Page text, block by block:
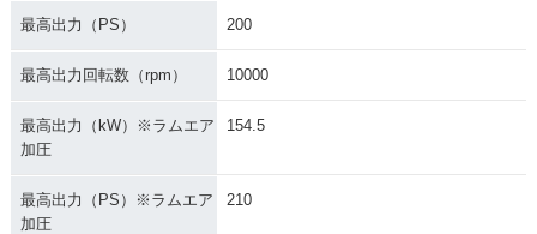
2008年 ZZR1400 A
BS・マイナーチェン
2008年 ZZR1400・
最高出力（PS） 200
最高出力回転数（rpm） 10000
最高出力（kW）※ラムエア
加圧
154.5
最高出力（PS）※ラムエア
加圧
210